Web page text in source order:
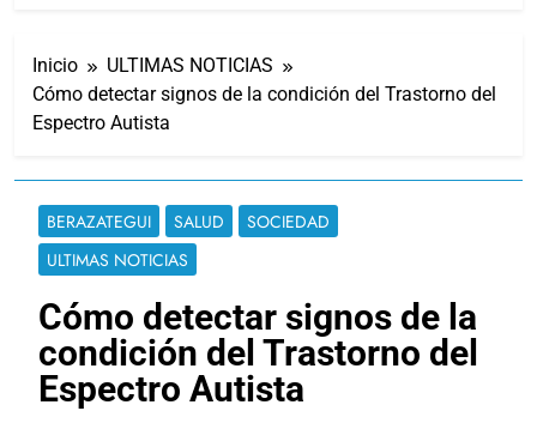
Inicio
ULTIMAS NOTICIAS
Cómo detectar signos de la condición del Trastorno del
Espectro Autista
BERAZATEGUI SALUD
SOCIEDAD
ULTIMAS NOTICIAS
Cómo detectar signos de la
condición del Trastorno del
Espectro Autista